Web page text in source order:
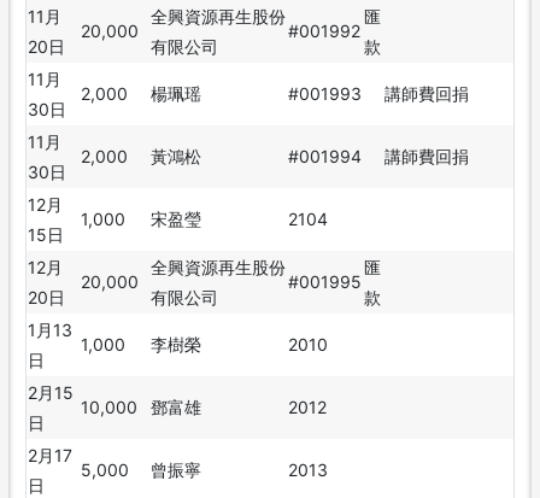
11月
20日
20,000
全興資源再生股份
有限公司
#001992
匯
款
11月
30日
2,000 楊珮瑶 #001993 講師費回捐
11月
30日
2,000 黃鴻松 #001994 講師費回捐
12月
15日
1,000 宋盈瑩 2104
12月
20日
20,000
全興資源再生股份
有限公司
#001995
匯
款
1月13
日
1,000 李樹榮 2010
2月15
日
10,000 鄧富雄 2012
2月17
日
5,000 曾振寧 2013